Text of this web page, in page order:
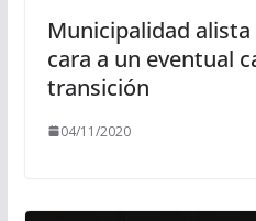
Municipalidad
cara a un eventual
transición
04/11/2020